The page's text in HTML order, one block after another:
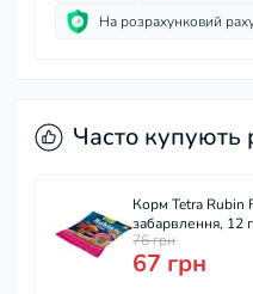
На розрахунковий
Часто купують
Корм Tetra Rubin
забарвлення, 12 г
76 грн
67 грн